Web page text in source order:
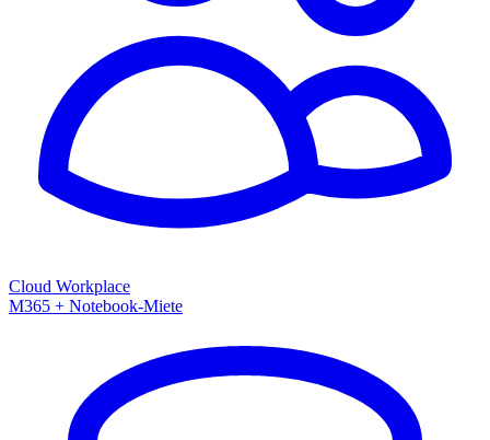
Cloud Workplace
M365 + Notebook-Miete